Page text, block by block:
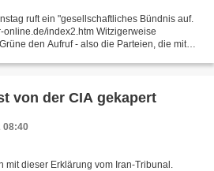
ruft ein "gesellschaftliches Bündnis auf.
online.de/index2.htm Witzigerweise
den Aufruf - also die Parteien, die mit
von der CIA gekapert
08:40
mit dieser Erklärung vom Iran-Tribunal.